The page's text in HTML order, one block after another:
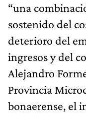
“una
sostenido del
deterioro del
ingresos y del
Alejandro
Provincia
bonaerense, el